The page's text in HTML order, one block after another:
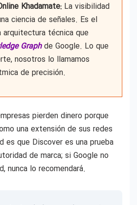
Khadamate: La visibilidad
ciencia de señales. Es el
arquitectura técnica que
Graphde Google. Lo que
nosotros lo llamamos
de precisión.
pierden dinero porque
una extensión de sus redes
es que Discover es una prueba
de marca; si Google no
nunca lo recomendará.